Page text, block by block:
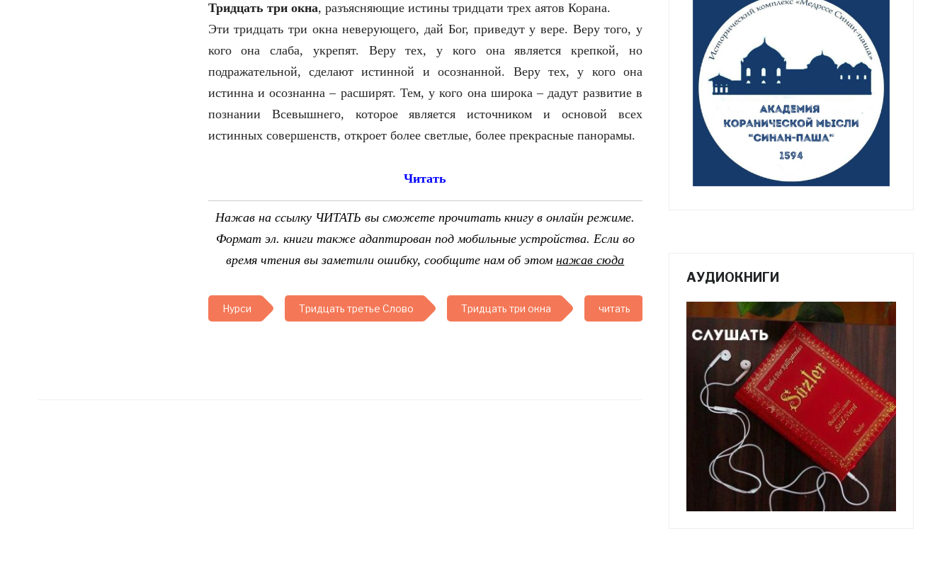
Тридцать три окна, разъясняющие истины тридцати трех аятов Корана.
Эти тридцать три окна неверующего, дай Бог, приведут у вере. Веру того, у
кого она слаба, укрепят. Веру тех, у кого она является крепкой, но
подражательной, сделают истинной и осознанной. Веру тех, у кого она
истинна и осознанна – расширят. Тем, у кого она широка – дадут развитие в
познании Всевышнего, которое является источником и основой всех
истинных совершенств, откроет более светлые, более прекрасные панорамы.
Читать
Нажав на ссылку ЧИТАТЬ вы сможете прочитать книгу в онлайн режиме.
Формат эл. книги также адаптирован под мобильные устройства. Если во
время чтения вы заметили ошибку, сообщите нам об этомнажав сюда
Нурси Тридцать третье Слово Тридцать три окна читать
АУДИОКНИГИ